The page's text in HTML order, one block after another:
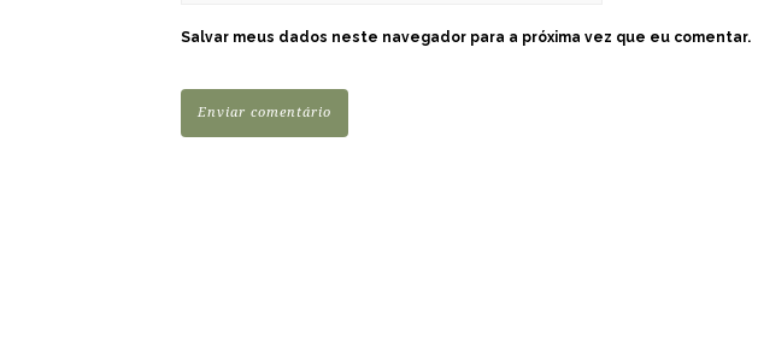
Salvar meus dados neste navegador para a próxima vez que eu comentar.